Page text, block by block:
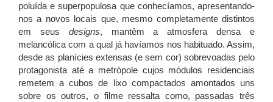
poluída e superpopulosa que conhecíamos, apresentando-
nos a novos locais que, mesmo completamente distintos
em seus designs, mantêm a atmosfera densa e
melancólica com a qual já havíamos nos habituado. Assim,
desde as planícies extensas (e sem cor) sobrevoadas pelo
protagonista até a metrópole cujos módulos residenciais
remetem a cubos de lixo compactados amontados uns
sobre os outros, o filme ressalta como, passadas três